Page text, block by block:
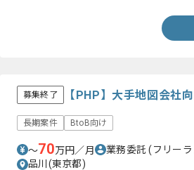
募集終了 【PHP】大手地図会社
長期案件 BtoB向け
〜70万円／月 業務委託(フリーラ
品川(東京都)